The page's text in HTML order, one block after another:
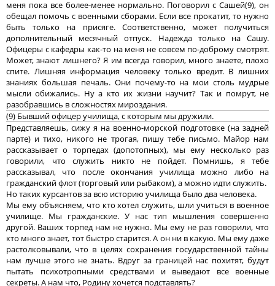
меня пока все более-менее нормально. Поговорил с Сашей(9), он
обещал помочь с военными сборами. Если все прокатит, то нужно
быть только на присяге. Соответственно, может получиться
дополнительный месячный отпуск. Надежда только на Сашу.
Офицеры с кафедры как-то на меня не совсем по-доброму смотрят.
Может, знают лишнего? Я им всегда говорил, много знаете, плохо
спите. Лишняя информация человеку только вредит. В лишних
знаниях большая печаль. Они почему-то на мои столь мудрые
мысли обижались. Ну а кто их жизни научит? Так и помрут, не
разобравшись в сложностях мироздания.
(9) Бывший офицер училища, с которым мы дружили.
Представляешь, сижу я на военно-морской подготовке (на задней
парте) и тихо, никого не трогая, пишу тебе письмо. Майор нам
рассказывает о торпедах (допотопных), мы ему несколько раз
говорили, что служить никто не пойдет. Помнишь, я тебе
рассказывал, что после окончания училища можно либо на
гражданский флот (торговый или рыбаком), а можно идти служить.
Но таких курсантов за всю историю училища было два человека.
Мы ему объясняем, что кто хотел служить, шли учиться в военное
училище. Мы гражданские. У нас тип мышления совершенно
другой. Ваших торпед нам не нужно. Мы ему не раз говорили, что
кто много знает, тот быстро старится. А он ни в какую. Мы ему даже
растолковывали, что в целях сохранения государственной тайны
нам лучше этого не знать. Вдруг за границей нас похитят, будут
пытать психотропными средствами и выведают все военные
секреты. А нам что, Родину хочется подставлять?